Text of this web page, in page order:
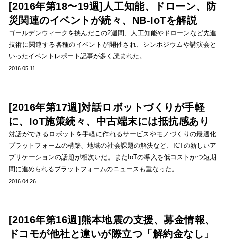
[2016年第18〜19週]人工知能、ドローン、防
災関連のイベントが続々、NB-IoTを解説
ゴールデンウィークを挟んだこの2週間、人工知能やドローンなど先進
技術に関連する各種のイベントが開催され、シンポジウムや講演会と
いったイベントレポート記事が多く読まれた。
2016.05.11
[2016年第17週]対話ロボットづくりが手軽
に、IoT施策続々、中古端末には抵抗感あり
対話ができるロボットを手軽に作れるサービスやモノづくりの最適化
プラットフォームの構築、地域の社会課題の解決など、ICTの新しいア
プリケーションの話題が相次いだ。またIoTの導入を低コストかつ短期
間に進められるプラットフォームのニュースも重なった。
2016.04.26
[2016年第16週]熊本地震の支援、募金情報、
ドコモが他社と違いが際立つ「解約金なし」